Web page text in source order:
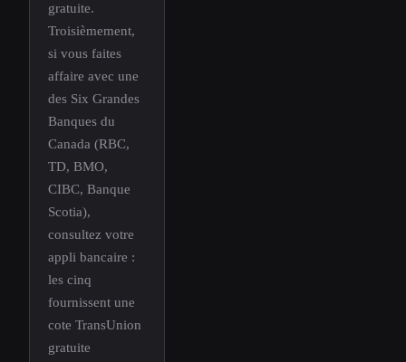
gratuite.
Troisièmement,
si vous faites
affaire avec une
des Six Grandes
Banques du
Canada (RBC,
TD, BMO,
CIBC, Banque
Scotia),
consultez votre
appli bancaire :
les cinq
fournissent une
cote TransUnion
gratuite